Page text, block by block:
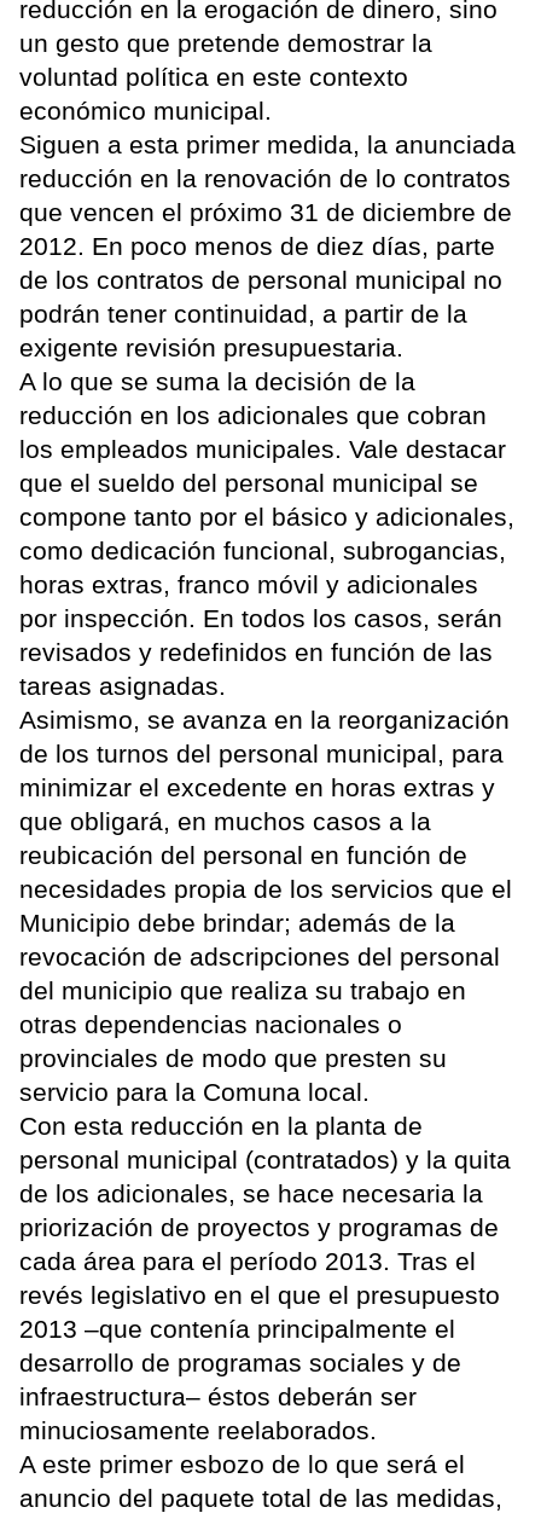
reducción en la erogación de dinero, sino
un gesto que pretende demostrar la
voluntad política en este contexto
económico municipal.
Siguen a esta primer medida, la anunciada
reducción en la renovación de lo contratos
que vencen el próximo 31 de diciembre de
2012. En poco menos de diez días, parte
de los contratos de personal municipal no
podrán tener continuidad, a partir de la
exigente revisión presupuestaria.
A lo que se suma la decisión de la
reducción en los adicionales que cobran
los empleados municipales. Vale destacar
que el sueldo del personal municipal se
compone tanto por el básico y adicionales,
como dedicación funcional, subrogancias,
horas extras, franco móvil y adicionales
por inspección. En todos los casos, serán
revisados y redefinidos en función de las
tareas asignadas.
Asimismo, se avanza en la reorganización
de los turnos del personal municipal, para
minimizar el excedente en horas extras y
que obligará, en muchos casos a la
reubicación del personal en función de
necesidades propia de los servicios que el
Municipio debe brindar; además de la
revocación de adscripciones del personal
del municipio que realiza su trabajo en
otras dependencias nacionales o
provinciales de modo que presten su
servicio para la Comuna local.
Con esta reducción en la planta de
personal municipal (contratados) y la quita
de los adicionales, se hace necesaria la
priorización de proyectos y programas de
cada área para el período 2013. Tras el
revés legislativo en el que el presupuesto
2013 –que contenía principalmente el
desarrollo de programas sociales y de
infraestructura– éstos deberán ser
minuciosamente reelaborados.
A este primer esbozo de lo que será el
anuncio del paquete total de las medidas,